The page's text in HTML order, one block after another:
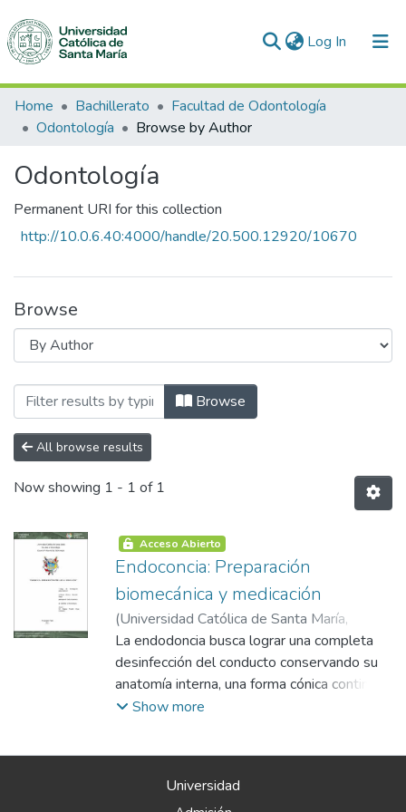
Log In (current)
Communities & Collections
All of DSpace
Home Bachillerato
Facultad de Odontología
Odontología
Browse by Author
Odontología
Permanent URI for this collection
http://10.0.6.40:4000/handle/20.500.12920/10670
Browse
Browsing Odontología by Author
Browse
All browse results
Now showing 1 - 1 of 1
Acceso Abierto
Endoconcia: Preparación
biomecánica y medicación
(Universidad Católica de Santa María,
2021-05-05) Coasaca Rivera, Rosmeli
Daysi
La endodoncia busca lograr una completa
desinfección del conducto conservando su
anatomía interna, una forma cónica continua
desde el tercio cervical hasta el ápice que
diferentes técnicas, cada una de mejor
Show more
Universidad